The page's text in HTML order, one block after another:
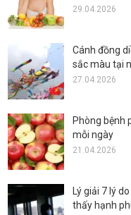
29.04.2026
Cánh đồng
sắc màu tại
27.04.2026
Phòng bệnh
mỗi ngày
21.04.2026
Lý giải 7 lý
thấy hạnh